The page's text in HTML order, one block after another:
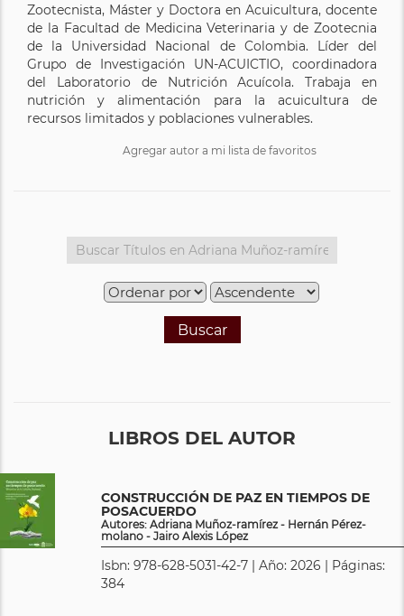
Zootecnista, Máster y Doctora en Acuicultura, docente
de la Facultad de Medicina Veterinaria y de Zootecnia
de la Universidad Nacional de Colombia. Líder del
Grupo de Investigación UN-ACUICTIO, coordinadora
del Laboratorio de Nutrición Acuícola. Trabaja en
nutrición y alimentación para la acuicultura de
recursos limitados y poblaciones vulnerables.
Agregar autor a mi lista de favoritos
Buscar
LIBROS DEL AUTOR
CONSTRUCCIÓN DE PAZ EN TIEMPOS DE
POSACUERDO
Autores: Adriana Muñoz-ramírez - Hernán Pérez-
molano - Jairo Alexis López
Isbn: 978-628-5031-42-7 | Año: 2026 | Páginas:
384